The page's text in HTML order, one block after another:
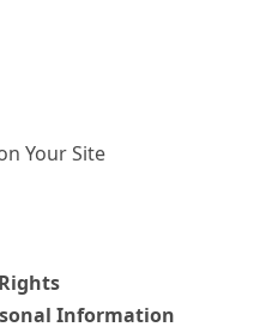
Your Site
Information